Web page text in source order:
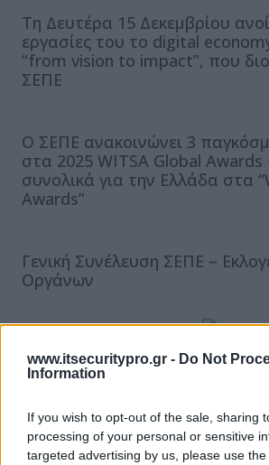
www.itsecuritypro.gr - Do Not
Information
If you wish to opt-out of the sale, sharing
processing of your personal or sensitive
targeted advertising by us, please use
Τη Δευτέρα 15 Δεκεμβρίου
εργασίες του το digital
“from vision to impact”, που
ΣΕΠΕ
Ο ΣΕΠΕ ανακοινώνει 3
στα 2025 WITSA Global Awards
συνολικά για την Ελλάδα στα
Awards”
Γενική Συνέλευση ΣΕΠΕ –
Οργάνων
ΕΓΓΡΑΦΗ ΣΤΟ NEWSLETTER
ΤΕΛΕΥΤΑΙΟ ΤΕΥΧΟΣ